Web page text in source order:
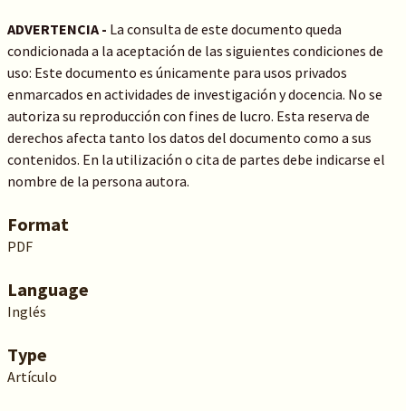
ADVERTENCIA - La consulta de este documento queda
condicionada a la aceptación de las siguientes condiciones de
uso: Este documento es únicamente para usos privados
enmarcados en actividades de investigación y docencia. No se
autoriza su reproducción con fines de lucro. Esta reserva de
derechos afecta tanto los datos del documento como a sus
contenidos. En la utilización o cita de partes debe indicarse el
nombre de la persona autora.
Format
PDF
Language
Inglés
Type
Artículo